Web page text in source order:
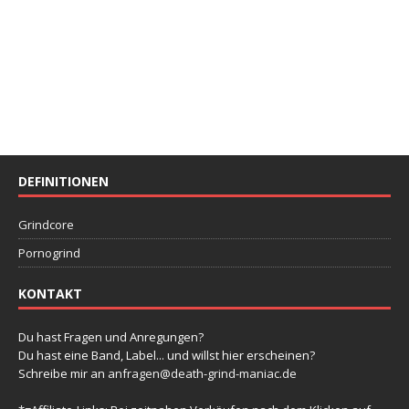
DEFINITIONEN
Grindcore
Pornogrind
KONTAKT
Du hast Fragen und Anregungen?
Du hast eine Band, Label... und willst hier erscheinen?
Schreibe mir an anfragen@death-grind-maniac.de